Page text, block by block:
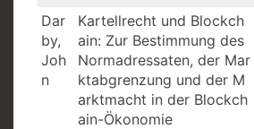
Dar
by,
Joh
n
Kartellrecht und Blockch
ain: Zur Bestimmung des
Normadressaten, der Mar
ktabgrenzung und der M
arktmacht in der Blockch
ain-Ökonomie